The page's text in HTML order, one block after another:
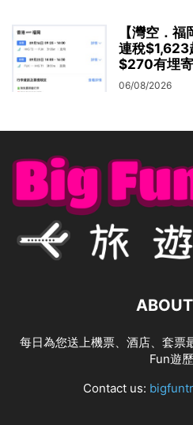
【灣空．
連稅$1,623
$270有埋寄
06/08/2026
每日為您送上機票、酒店、套票
Fun遊歷
Contact us: